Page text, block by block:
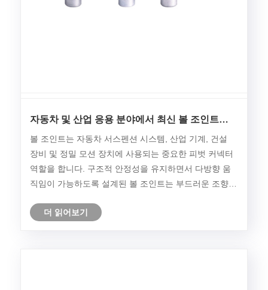
자동차 및 산업 응용 분야에서 최신 볼 조인트를
니까?
볼 조인트는 자동차 서스펜션 시스템, 산업 기계, 건설
장비 및 정밀 모션 장치에 사용되는 중요한 피벗 커넥터
역할을 합니다. 구조적 안정성을 유지하면서 다방향 움
직임이 가능하도록 설계된 볼 조인트는 부드러운 조향,
장합니다. 차량과 기계가 더 높은 내구성, 향상된 작동
더 읽어보기